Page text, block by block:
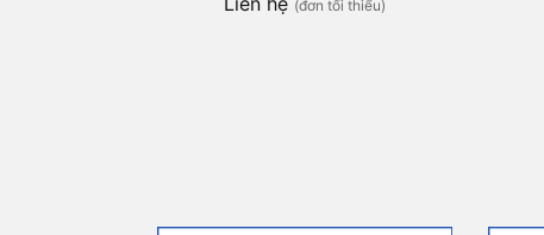
(đơn tối thiểu)